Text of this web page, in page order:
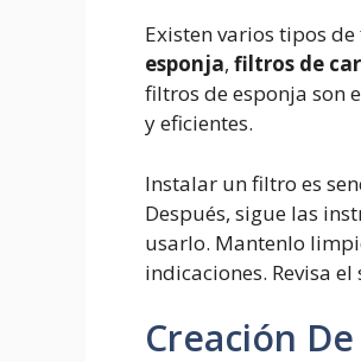
Existen varios tipos
esponja, filtros de
filtros de esponja son
y eficientes.
Instalar un filtro es
Después, sigue las
usarlo. Mantenlo
indicaciones. Revisa
Creación